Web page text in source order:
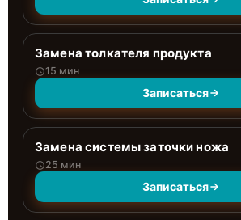
Замена толкателя продукта
15 мин
Записаться
Замена системы заточки ножа
25 мин
Записаться